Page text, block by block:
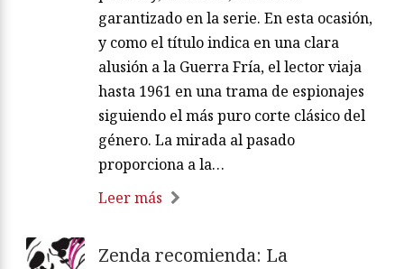
garantizado en la serie. En esta ocasión,
y como el título indica en una clara
alusión a la Guerra Fría, el lector viaja
hasta 1961 en una trama de espionajes
siguiendo el más puro corte clásico del
género. La mirada al pasado
proporciona a la…
Leer más
Zenda recomienda: La